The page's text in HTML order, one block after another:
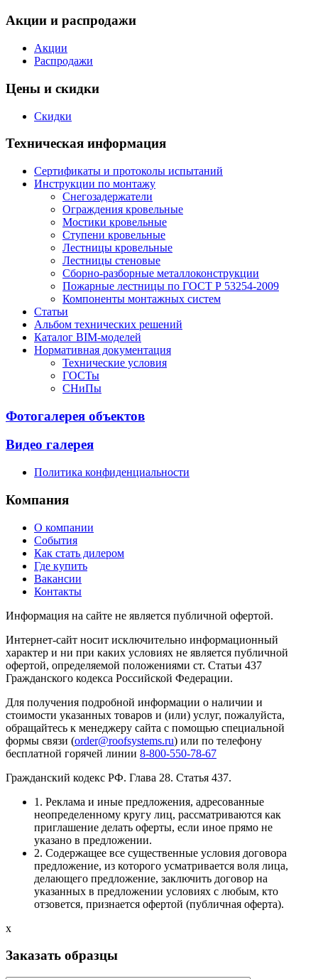
Акции и распродажи
Акции
Распродажи
Цены и скидки
Скидки
Техническая информация
Сертификаты и протоколы испытаний
Инструкции по монтажу
Снегозадержатели
Ограждения кровельные
Мостики кровельные
Ступени кровельные
Лестницы кровельные
Лестницы стеновые
Сборно-разборные металлоконструкции
Пожарные лестницы по ГОСТ Р 53254-2009
Компоненты монтажных систем
Статьи
Альбом технических решений
Каталог BIM-моделей
Нормативная документация
Технические условия
ГОСТы
СНиПы
Фотогалерея объектов
Видео галерея
Политика конфиденциальности
Компания
О компании
События
Как стать дилером
Где купить
Вакансии
Контакты
Информация на сайте не является публичной офертой.
Интернет-сайт носит исключительно информационный
характер и ни при каких условиях не является публичной
офертой, определяемой положениями ст. Статьи 437
Гражданского кодекса Российской Федерации.
Для получения подробной информации о наличии и
стоимости указанных товаров и (или) услуг, пожалуйста,
обращайтесь к менеджеру сайта с помощью специальной
формы связи (order@roofsystems.ru) или по телефону
бесплатной горячей линии 8-800-550-78-67
Гражданский кодекс РФ. Глава 28. Статья 437.
1. Реклама и иные предложения, адресованные
неопределенному кругу лиц, рассматриваются как
приглашение делать оферты, если иное прямо не
указано в предложении.
2. Содержащее все существенные условия договора
предложение, из которого усматривается воля лица,
делающего предложение, заключить договор на
указанных в предложении условиях с любым, кто
отзовется, признается офертой (публичная оферта).
x
Заказать образцы